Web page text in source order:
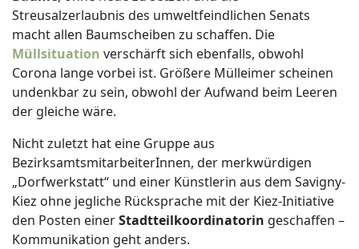
Streusalzerlaubnis des umweltfeindlichen Senats
macht allen Baumscheiben zu schaffen. Die
Müllsituation verschärft sich ebenfalls, obwohl
Corona lange vorbei ist. Größere Mülleimer scheinen
undenkbar zu sein, obwohl der Aufwand beim Leeren
der gleiche wäre.
Nicht zuletzt hat eine Gruppe aus
BezirksamtsmitarbeiterInnen, der merkwürdigen
„Dorfwerkstatt“ und einer Künstlerin aus dem Savigny-
Kiez ohne jegliche Rücksprache mit der Kiez-Initiative
den Posten einerStadtteilkoordinatorin geschaffen –
Kommunikation geht anders.